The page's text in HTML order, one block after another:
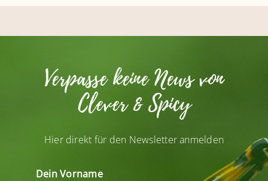
Verpasse keine News von
Clever & Spicy
Hier direkt für den Newsletter anmelden
Dein Vorname